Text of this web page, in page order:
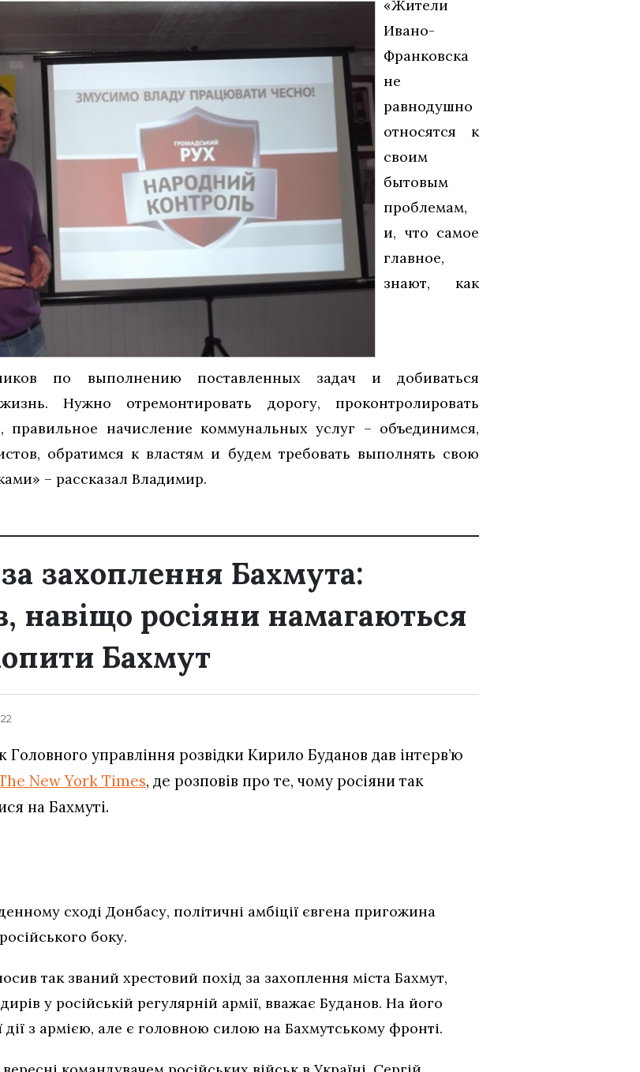
«Жители
Ивано-
Франковска
не
равнодушно
относятся к
своим
бытовым
проблемам,
и, что самое
главное,
знают, как
по выполнению поставленных задач и добиваться
Нужно отремонтировать дорогу, проконтролировать
начисление коммунальных услуг – объединимся,
обратимся к властям и будем требовать выполнять свою
– рассказал Владимир.
захоплення Бахмута:
навіщо росіяни намагаються
Бахмут
Головного управління розвідки Кирило Буданов дав інтерв’ю
New York Times, де розповів про те, чому росіяни так
на Бахмуті.
сході Донбасу, політичні амбіції євгена пригожина
боку.
так званий хрестовий похід за захоплення міста Бахмут,
у російській регулярній армії, вважає Буданов. На його
дії з армією, але є головною силою на Бахмутському фронті.